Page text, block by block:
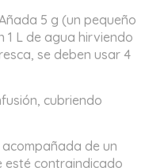
5 g (un pequeño
L de agua hirviendo
se deben usar 4
cubriendo
acompañada de un
esté contraindicado